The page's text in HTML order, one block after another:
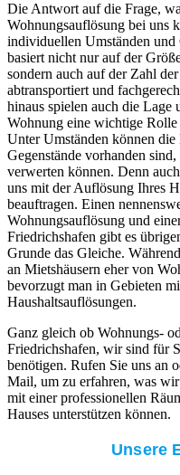
Die Antwort auf die Frage,
Wohnungsauflösung bei uns
individuellen Umständen
basiert nicht nur auf der
sondern auch auf der Zahl
abtransportiert und
hinaus spielen auch die
Wohnung eine wichtige
Unter Umständen können
Gegenstände vorhanden
verwerten können. Denn
uns mit der Auflösung Ihres
beauftragen. Einen
Wohnungsauflösung und
Friedrichshafen gibt es
Grunde das Gleiche.
an Mietshäusern eher von
bevorzugt man in Gebieten
Haushaltsauflösungen.
Ganz gleich ob Wohnungs-
Friedrichshafen, wir sind für
benötigen. Rufen Sie uns an
Mail, um zu erfahren, was
mit einer professionellen
Hauses unterstützen können.
Unsere